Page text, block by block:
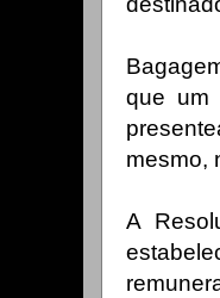
que um
mesmo,
A